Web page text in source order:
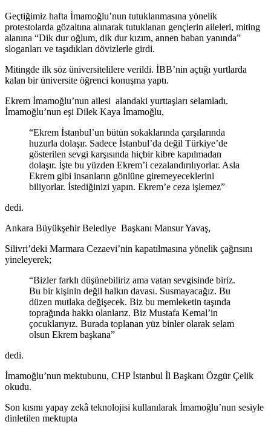
Geçtiğimiz hafta İmamoğlu’nun tutuklanmasına yönelik
protestolarda gözaltına alınarak tutuklanan gençlerin aileleri, miting
alanına “Dik dur oğlum, dik dur kızım, annen baban yanında”
sloganları ve taşıdıkları dövizlerle girdi.
Mitingde ilk söz üniversitelilere verildi. İBB’nin açtığı yurtlarda
kalan bir üniversite öğrenci konuşma yaptı.
Ekrem İmamoğlu’nun ailesi alandaki yurttaşları selamladı.
İmamoğlu’nun eşi Dilek Kaya İmamoğlu,
“Ekrem İstanbul’un bütün sokaklarında çarşılarında
huzurla dolaşır. Sadece İstanbul’da değil Türkiye’de
gösterilen sevgi karşısında hiçbir kibre kapılmadan
dolaşır. İşte bu yüzden Ekrem’i cezalandırılıyorlar. Asla
Ekrem gibi insanların gönlüne giremeyeceklerini
biliyorlar. İstediğinizi yapın. Ekrem’e ceza işlemez”
dedi.
Ankara Büyükşehir Belediye Başkanı Mansur Yavaş,
Silivri’deki Marmara Cezaevi’nin kapatılmasına yönelik çağrısını
yineleyerek;
“Bizler farklı düşünebiliriz ama vatan sevgisinde biriz.
Bu bir kişinin değil halkın davası. Susmayacağız. Bu
düzen mutlaka değişecek. Biz bu memleketin taşında
toprağında hakkı olanlarız. Biz Mustafa Kemal’in
çocuklarıyız. Burada toplanan yüz binler olarak selam
olsun Ekrem başkana”
dedi.
İmamoğlu’nun mektubunu, CHP İstanbul İl Başkanı Özgür Çelik
okudu.
Son kısmı yapay zekâ teknolojisi kullanılarak İmamoğlu’nun sesiyle
dinletilen mektupta